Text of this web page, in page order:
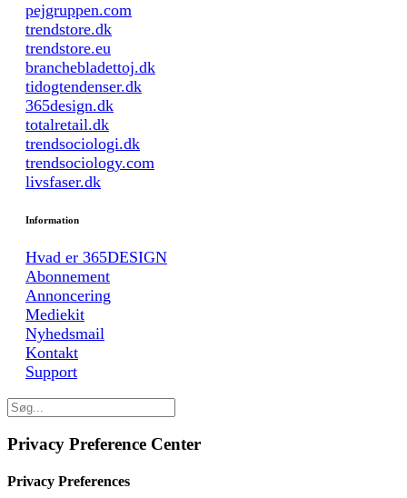
pejgruppen.com
trendstore.dk
trendstore.eu
branchebladettoj.dk
tidogtendenser.dk
365design.dk
totalretail.dk
trendsociologi.dk
trendsociology.com
livsfaser.dk
Information
Hvad er 365DESIGN
Abonnement
Annoncering
Mediekit
Nyhedsmail
Kontakt
Support
Privacy Preference Center
Privacy Preferences